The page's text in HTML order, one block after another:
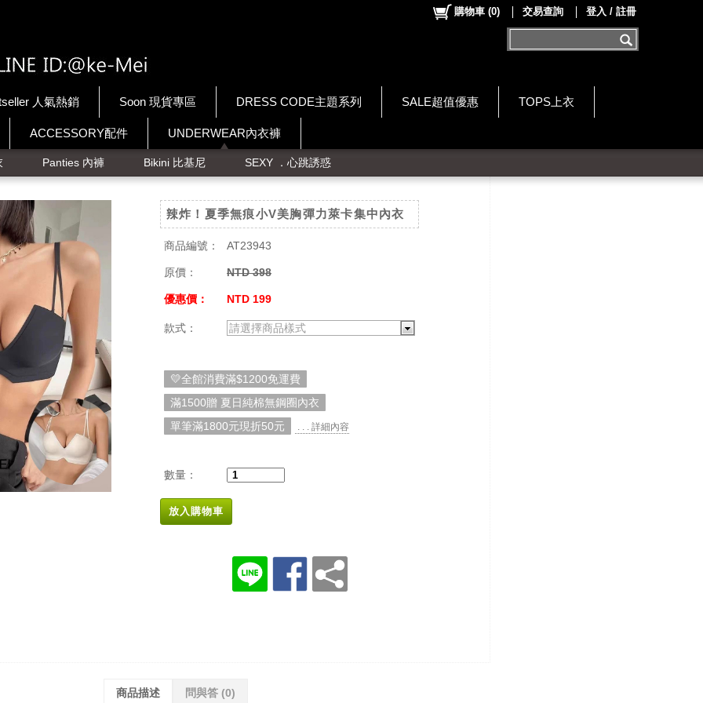
人氣熱銷 Soon 現貨專區 DRESS CODE主題系列 SALE超值優惠 TOPS上衣
ACCESSORY配件 UNDERWEAR內衣褲
購物車 (0) 交易查詢 登入 / 註冊
Panties 內褲 Bikini 比基尼 SEXY ．心跳誘惑
辣炸！夏季無痕小V美胸彈力萊卡集中內衣
商品編號： AT23943
原價： NTD 398
優惠價： NTD 199
款式： 請選擇商品樣式
💛全館消費滿$1200免運費
滿1500贈 夏日純棉無鋼圈內衣
單筆滿1800元現折50元
. . . 詳細內容
數量：
放入購物車
商品描述 問與答 (0)